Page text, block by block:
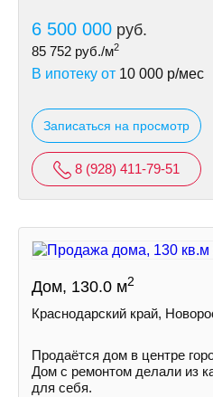
6 500 000 руб.
85 752 руб./м2
В ипотеку от 10 000 р/мес
Записаться на просмотр
8 (928) 411-79-51
Дом, 130.0 м2
Краснодарский край,
Продаётся дом в центре
Дом с ремонтом делали из
для себя.